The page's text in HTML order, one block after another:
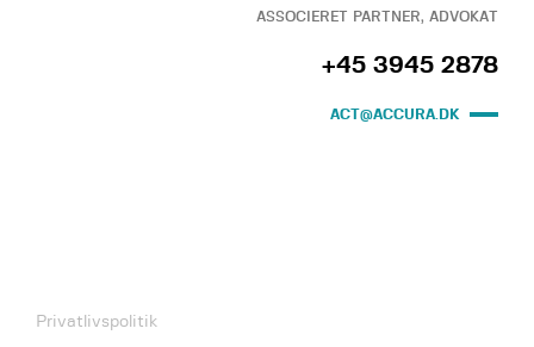
ASSOCIERET PARTNER, ADVOKAT
+45 3945 2878
ACT@ACCURA.DK
Privatlivspolitik